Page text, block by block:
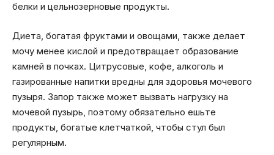
белки и цельнозерновые продукты.
Диета, богатая фруктами и овощами, также делает
мочу менее кислой и предотвращает образование
камней в почках. Цитрусовые, кофе, алкоголь и
газированные напитки вредны для здоровья мочевого
пузыря. Запор также может вызвать нагрузку на
мочевой пузырь, поэтому обязательно ешьте
продукты, богатые клетчаткой, чтобы стул был
регулярным.